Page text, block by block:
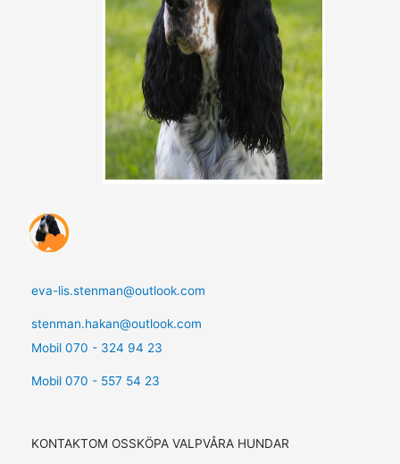
eva-lis.stenman@outlook.com
stenman.hakan@outlook.com
Mobil 070 - 324 94 23
Mobil 070 - 557 54 23
KONTAKTOM OSSKÖPA VALPVÅRA HUNDAR